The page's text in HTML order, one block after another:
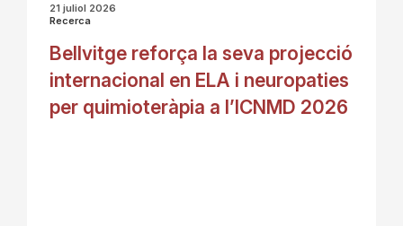
21 juliol 2026
Recerca
Bellvitge reforça la seva projecció
internacional en ELA i neuropaties
per quimioteràpia a l’ICNMD 2026